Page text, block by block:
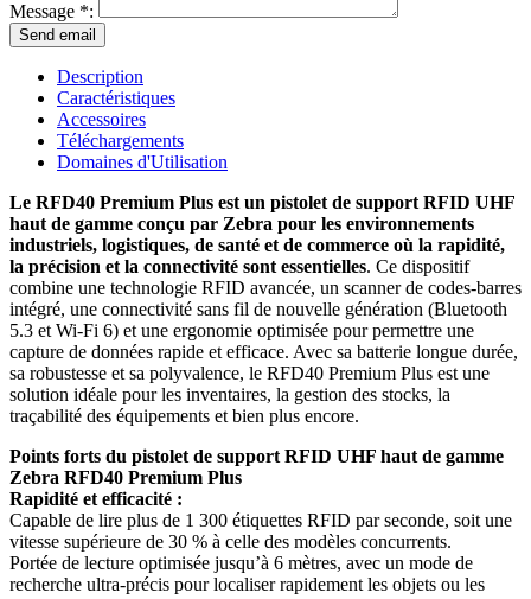
Message *:
Description
Caractéristiques
Accessoires
Téléchargements
Domaines d'Utilisation
Le RFD40 Premium Plus est un pistolet de support RFID UHF
haut de gamme conçu par Zebra pour les environnements
industriels, logistiques, de santé et de commerce où la rapidité,
la précision et la connectivité sont essentielles. Ce dispositif
combine une technologie RFID avancée, un scanner de codes-barres
intégré, une connectivité sans fil de nouvelle génération (Bluetooth
5.3 et Wi-Fi 6) et une ergonomie optimisée pour permettre une
capture de données rapide et efficace. Avec sa batterie longue durée,
sa robustesse et sa polyvalence, le RFD40 Premium Plus est une
solution idéale pour les inventaires, la gestion des stocks, la
traçabilité des équipements et bien plus encore.
Points forts du pistolet de support RFID UHF haut de gamme
Zebra RFD40 Premium Plus
Rapidité et efficacité :
Capable de lire plus de 1 300 étiquettes RFID par seconde, soit une
vitesse supérieure de 30 % à celle des modèles concurrents.
Portée de lecture optimisée jusqu’à 6 mètres, avec un mode de
recherche ultra-précis pour localiser rapidement les objets ou les